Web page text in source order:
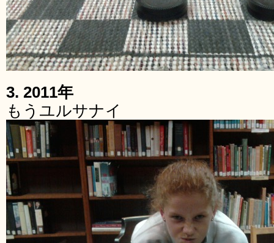
3. 2011年
もうユルサナイ